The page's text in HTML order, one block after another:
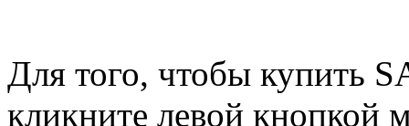
Для того, чтобы купить
кликните левой